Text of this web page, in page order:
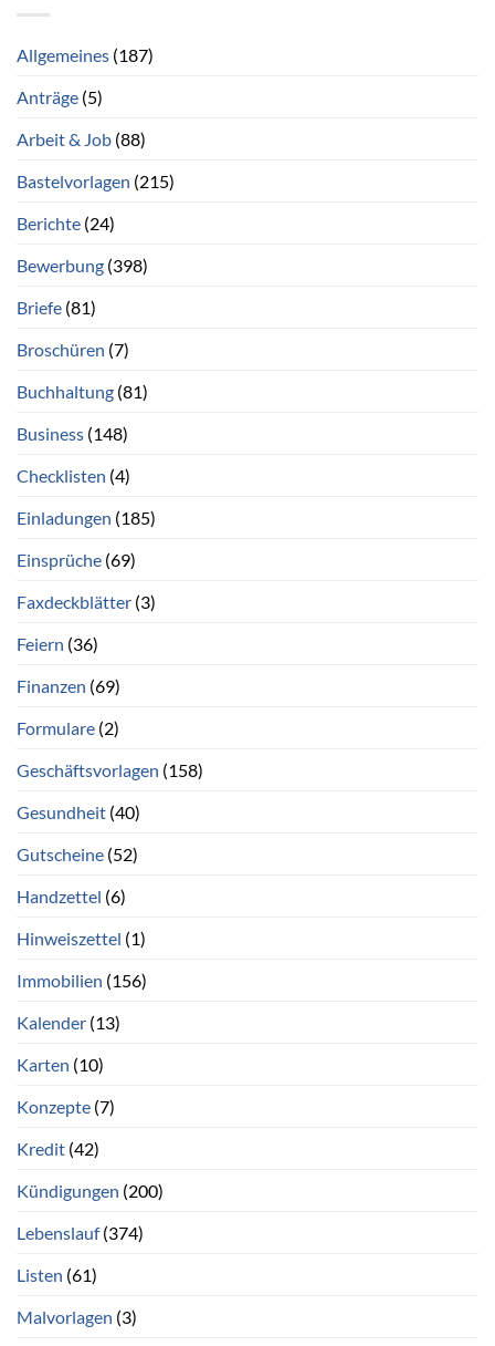
Allgemeines (187)
Anträge (5)
Arbeit & Job (88)
Bastelvorlagen (215)
Berichte (24)
Bewerbung (398)
Briefe (81)
Broschüren (7)
Buchhaltung (81)
Business (148)
Checklisten (4)
Einladungen (185)
Einsprüche (69)
Faxdeckblätter (3)
Feiern (36)
Finanzen (69)
Formulare (2)
Geschäftsvorlagen (158)
Gesundheit (40)
Gutscheine (52)
Handzettel (6)
Hinweiszettel (1)
Immobilien (156)
Kalender (13)
Karten (10)
Konzepte (7)
Kredit (42)
Kündigungen (200)
Lebenslauf(374)
Listen (61)
Malvorlagen (3)